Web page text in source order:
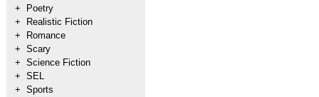
+
Poetry
+
Realistic Fiction
+
Romance
+ Scary
+ Science Fiction
+ SEL
+ Sports